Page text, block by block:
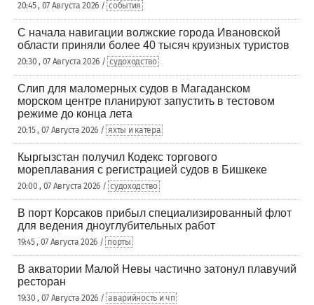
20:45 , 07 Августа 2026 / события
С начала навигации волжские города Ивановской
области приняли более 40 тысяч круизных туристов
20:30 , 07 Августа 2026 / судоходство
Слип для маломерных судов в Магаданском
морском центре планируют запустить в тестовом
режиме до конца лета
20:15 , 07 Августа 2026 / яхты и катера
Кыргызстан получил Кодекс торгового
мореплавания с регистрацией судов в Бишкеке
20:00 , 07 Августа 2026 / судоходство
В порт Корсаков прибыл специализированный флот
для ведения дноуглубительных работ
19:45 , 07 Августа 2026 / порты
В акватории Малой Невы частично затонул плавучий
ресторан
19:30 , 07 Августа 2026 / аварийность и чп